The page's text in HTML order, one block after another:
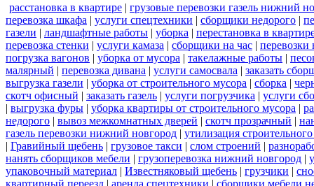
расстановка в квартире | грузовые перевозки газель нижний
перевозка шкафа | услуги спецтехники | сборщики недорого |
газели | ландшафтные работы | уборка | перестановка в
перевозка стенки | услуги камаза | сборщики на час | перевозки
погрузка вагонов | уборка от мусора | такелажные работы |
малярный | перевозка дивана | услуги самосвала | заказать
выгрузка газели | уборка от строительного мусора | сборка |
скотч офисный | заказать газель | услуги погрузчика | услуги
| выгрузка фуры | уборка квартиры от строительного мусора |
недорого | вывоз межкомнатных дверей | скотч прозрачный |
газель перевозки нижний новгород | утилизация
| Гравийный щебень | грузовое такси | слом строений |
нанять сборщиков мебели | грузоперевозка нижний новгород |
упаковочный материал | Известняковый щебень | грузчики |
квартирный переезд | аренда спецтехники | сборщики мебели